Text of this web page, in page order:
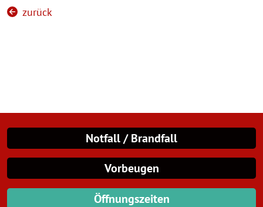
zurück
Notfall / Brandfall
Vorbeugen
Öffnungszeiten